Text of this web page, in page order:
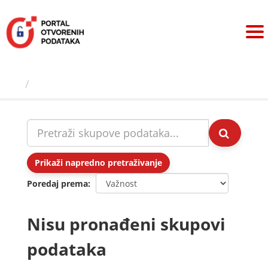
sadržaj
Prikaži napredno pretraživanje
Poredaj prema
Nisu pronađeni skupovi
podataka